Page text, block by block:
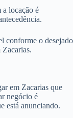
a locação é
conforme o desejado
Zacarias.
em Zacarias que
negócio é
está anunciando.